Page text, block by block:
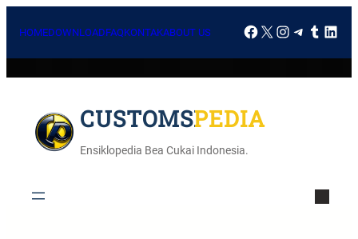
HOMEDOWNLOADFAQKONTAKABOUT US
CUSTOMSPEDIA
Ensiklopedia Bea Cukai Indonesia.